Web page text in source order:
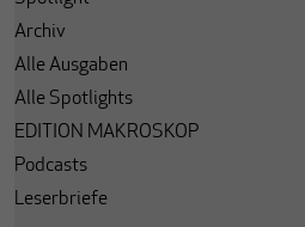
Archiv
Alle Ausgaben
Alle Spotlights
EDITION MAKROSKOP
Podcasts
Leserbriefe